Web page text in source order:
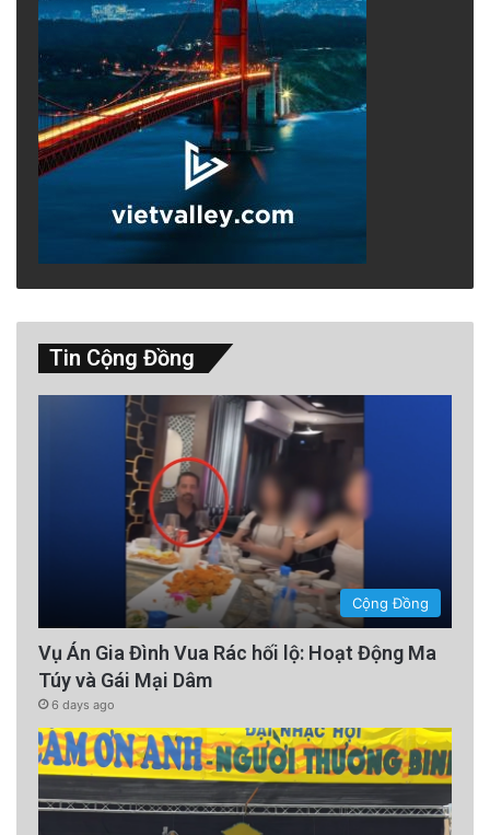
Tin Cộng Đồng
Cộng Đồng
Vụ Án Gia Đình Vua Rác hối lộ: Hoạt Động Ma
Túy và Gái Mại Dâm
6 days ago